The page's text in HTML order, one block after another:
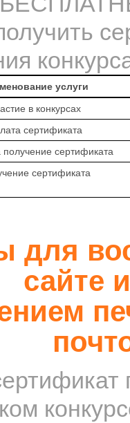
услуги
в конкурсах
сертификата
получение сертификата
сертификата
для
сайте